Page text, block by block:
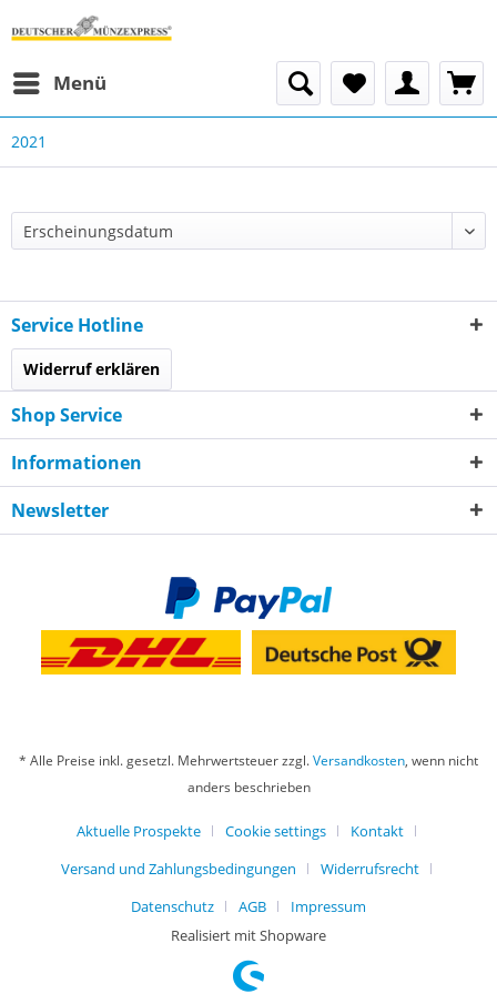
Menü
2021
Service Hotline
Widerruf erklären
Shop Service
Informationen
Newsletter
* Alle Preise inkl. gesetzl. Mehrwertsteuer zzgl.Versandkosten, wenn nicht
anders beschrieben
Aktuelle Prospekte Cookie settings
Kontakt
Versand und Zahlungsbedingungen
Widerrufsrecht
Datenschutz
AGB
Impressum
Realisiert mit Shopware